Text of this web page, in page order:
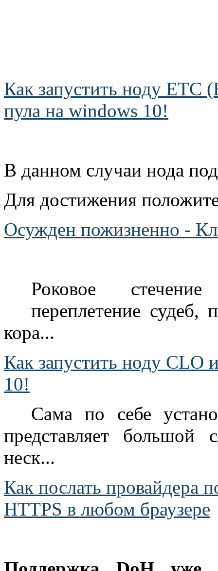
Как запустить ноду ETC
пула на windows 10!
В данном случаи нода
Для достижения
Осужден пожизненно -
Роковое
переплетение судеб,
кора...
Как запустить ноду CLO
10!
Сама по себе
представляет
неск...
Как послать провайдера
HTTPS в любом браузере